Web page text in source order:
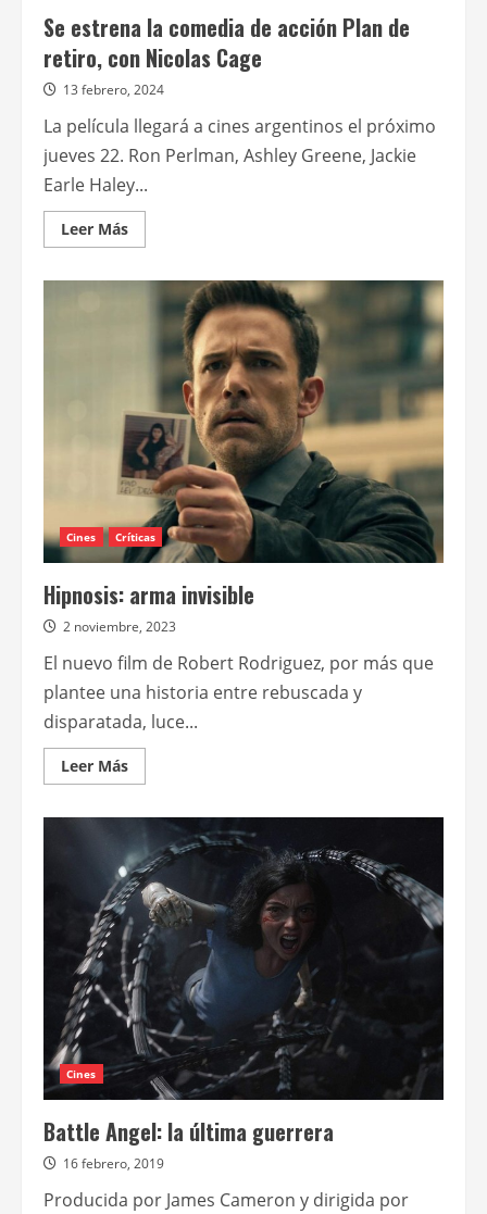
Se estrena la comedia de acción Plan de
retiro, con Nicolas Cage
13 febrero, 2024
La película llegará a cines argentinos el próximo
jueves 22. Ron Perlman, Ashley Greene, Jackie
Earle Haley...
Leer MásLeer
más
estrena
comedia
acción
retiro,
con
Nicolas
Cage
Cines Críticas
Hipnosis: arma invisible
2 noviembre, 2023
El nuevo film de Robert Rodriguez, por más que
plantee una historia entre rebuscada y
disparatada, luce...
Leer MásLeer
más
Hipnosis:
invisible
Cines
Battle Angel: la última guerrera
16 febrero, 2019
Producida por James Cameron y dirigida por